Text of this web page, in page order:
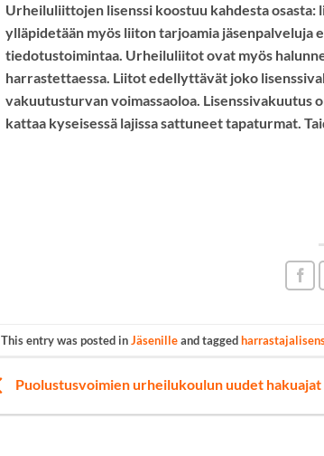
Urheiluliittojen lisenssi koostuu kahdesta osasta:
ylläpidetään myös liiton tarjoamia jäsenpalveluja
tiedotustoimintaa. Urheiluliitot ovat myös
harrastettaessa. Liitot edellyttävät joko
vakuutusturvan voimassaoloa.
kattaa kyseisessä lajissa sattuneet tapaturmat.
This entry was posted inJäsenilleand tagged
Puolustusvoimien urheilukoulun uudet hakuajat